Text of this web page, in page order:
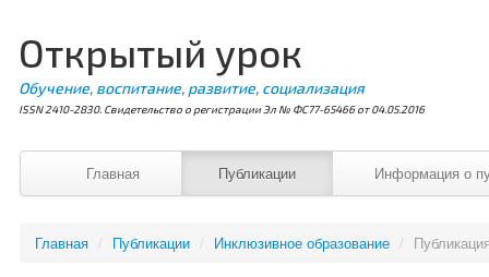
Открытый урок
Обучение, воспитание, развитие, социализация
ISSN 2410-2830. Свидетельство о регистрации Эл № ФС77-65466 от 04.05.2016
Главная Публикации Информация о
Главная / Публикации / Инклюзивное образование /